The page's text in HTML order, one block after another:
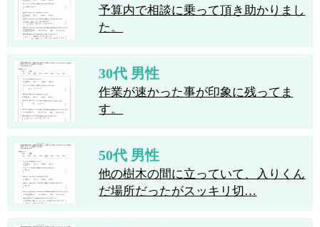
予算内で相談に乗って頂き助かりまし
た。
30代 男性
作業が速かった事が印象に残ってま
す。
50代 男性
他の樹木の間に立っていて、入りくん
だ場所だったがスッキリ切…